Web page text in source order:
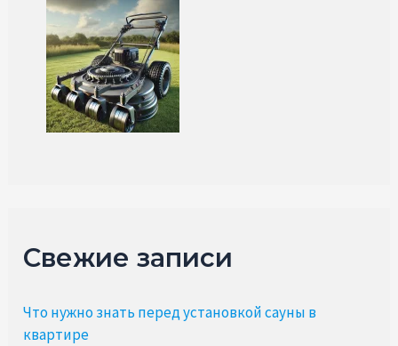
Свежие записи
Что нужно знать перед установкой сауны в
квартире